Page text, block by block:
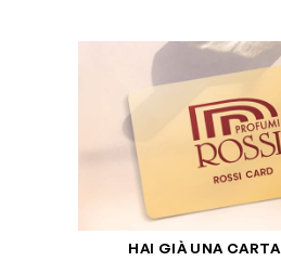
HAI GIÀ UNA CARTA